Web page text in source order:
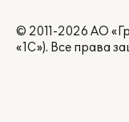
© 2011-2026 АО
«1С»). Все права